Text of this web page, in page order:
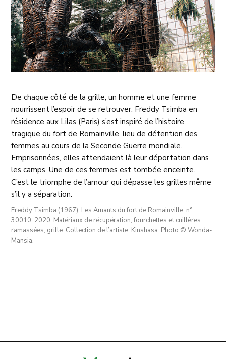
De chaque côté de la grille, un homme et une femme
nourrissent l’espoir de se retrouver. Freddy Tsimba en
résidence aux Lilas (Paris) s’est inspiré de l’histoire
tragique du fort de Romainville, lieu de détention des
femmes au cours de la Seconde Guerre mondiale.
Emprisonnées, elles attendaient là leur déportation dans
les camps. Une de ces femmes est tombée enceinte.
C’est le triomphe de l’amour qui dépasse les grilles même
s’il y a séparation.
Freddy Tsimba (1967), Les Amants du fort de Romainville, n°
30010, 2020. Matériaux de récupération, fourchettes et cuillères
ramassées, grille. Collection de l’artiste, Kinshasa. Photo © Wonda-
Mansia.